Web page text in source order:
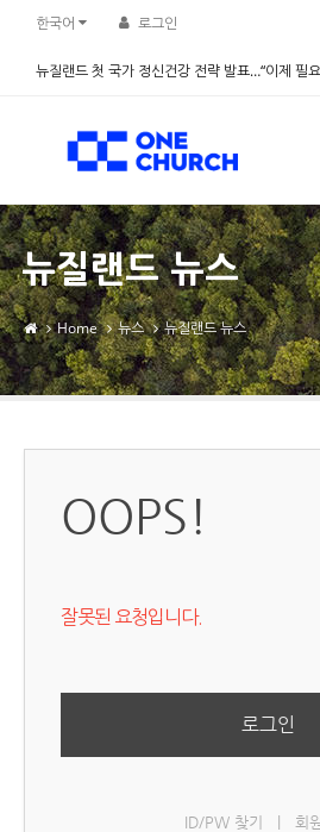
한국어 로그인
뉴질랜드 첫 국가 정신건강 전략 발표…“이제 필
뉴질랜드 뉴스
Home 뉴스 뉴질랜드 뉴스
OOPS!
잘못된 요청입니다.
로그인
ID/PW 찾기 회